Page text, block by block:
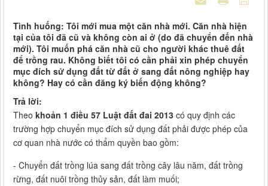
Tình huống: Tôi mới mua một căn nhà mới. Căn nhà hiện
tại của tôi đã cũ và không còn ai ở (do đã chuyển đến nhà
mới). Tôi muốn phá căn nhà cũ cho người khác thuê đất
để trồng rau. Không biết tôi có cần phải xin phép chuyển
mục đích sử dụng đất từ đất ở sang đất nông nghiệp hay
không? Hay có cần đăng ký biến động không?
Trả lời:
Theo khoản 1 điều 57 Luật đất đai 2013 có quy định các
trường hợp chuyển mục đích sử dụng đất phải được phép của
cơ quan nhà nước có thẩm quyền bao gồm:
- Chuyển đất trồng lúa sang đất trồng cây lâu năm, đất trồng
rừng, đất nuôi trồng thủy sản, đất làm muối;